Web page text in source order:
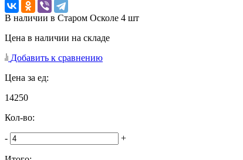
В наличии в Старом Осколе 4 шт
Цена в наличии на складе
Добавить к сравнению
Цена за ед:
14250
Кол-во:
- +